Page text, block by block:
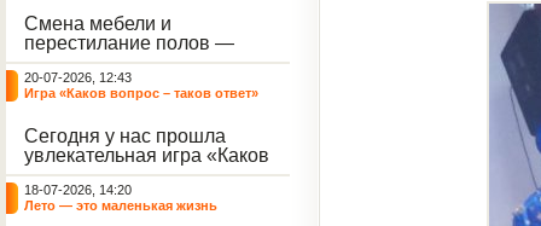
небывалый ажиотаж среди
воспитанников, превратив
тихие залы центра в арену
напряжённых поединков,
громких аплодисментов и
жарких обсуждений.
Смена мебели и
перестилание полов —
дело рук профессионалов.
А вот создание настоящего
домашнего уюта — задача
этой неделе ребята взяли
инициативу в свои руки и
устроили масштабную
генеральную уборку
жилого корпуса.
20-07-2026, 12:43
Игра «Каков вопрос – таков ответ»
Сегодня у нас прошла
увлекательная игра «Каков
вопрос – таков ответ»,
которая собрала самых
любознательных
18-07-2026, 14:20
Лето — это маленькая жизнь